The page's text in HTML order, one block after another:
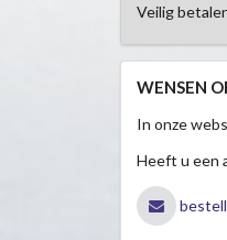
Veilig
WENSEN
In onze
Heeft u een